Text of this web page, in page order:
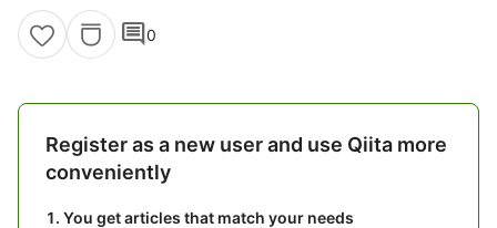
comment0
Register as a new user and use Qiita more
conveniently
You get articles that match your needs